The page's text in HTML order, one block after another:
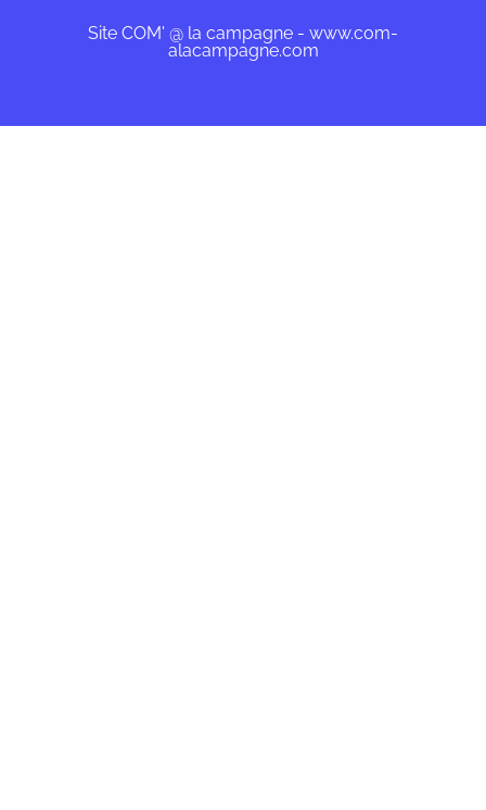
Site COM' @ la campagne - www.com-
alacampagne.com